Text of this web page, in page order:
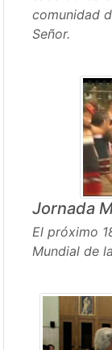
comunidad
Señor.
Jornada
El próximo
Mundial de